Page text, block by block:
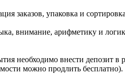
заказов, упаковка и
внимание, арифметику и
необходимо внести депозит в
можно продлить